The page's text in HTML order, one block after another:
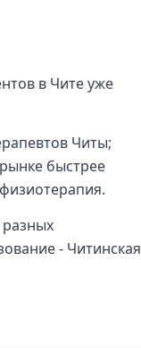
в Чите уже
Читы;
быстрее
- Читинская